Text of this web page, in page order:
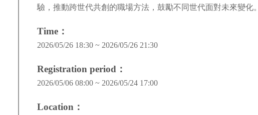
驗，推動跨世代共創的職場方法，鼓勵不同世代面對未來變化。
Time：
2026/05/26 18:30 ~ 2026/05/26 21:30
Registration period：
2026/05/06 08:00 ~ 2026/05/24 17:00
Location：